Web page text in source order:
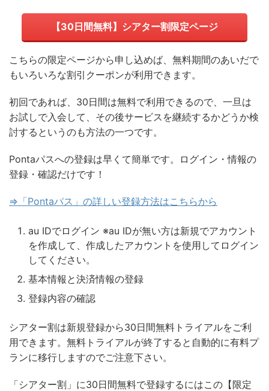
【30日間無料】シアター割限定ページ
こちらの限定ページから申し込めば、無料期間のあいだで
もいろいろな割引クーポンが利用できます。
初回であれば、30日間は無料で利用できるので、一旦は
お試しで入会して、その後サービスを継続するかどうか検
討するというのも方法の一つです。
Pontaパスへの登録は早くて簡単です。ログイン・情報の
登録・確認だけです！
⇒「Pontaパス 」の詳しい登録方法はこちらから
au IDでログイン ※au IDが無い方は新規でアカウント
を作成して、作成したアカウントを使用してログイン
してください。
基本情報と決済情報の登録
登録内容の確認
シアター割は新規登録から30日間無料トライアルをご利
用できます。無料トライアルが終了すると自動的に有料プ
ランに移行しますのでご注意下さい。
「シアター割 」に30日間無料で登録するにはこの【限定